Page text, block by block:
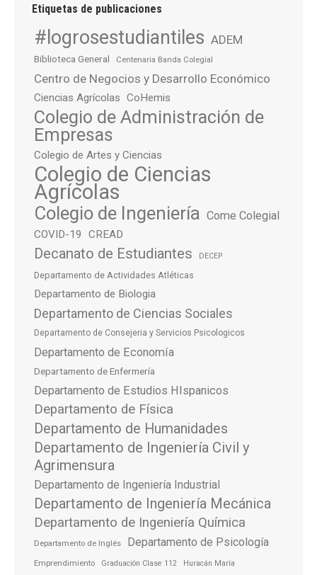
Etiquetas de publicaciones
#logrosestudiantiles ADEM
Biblioteca General Centenaria Banda Colegial
Centro de Negocios y Desarrollo Económico
Ciencias Agrícolas CoHemis
Colegio de Administración de
Empresas
Colegio de Artes y Ciencias
Colegio de Ciencias
Agrícolas
Colegio de Ingeniería Come Colegial
COVID-19 CREAD
Decanato de Estudiantes DECEP
Departamento de Actividades Atléticas
Departamento de Biologia
Departamento de Ciencias Sociales
Departamento de Consejeria y Servicios Psicologicos
Departamento de Economía
Departamento de Enfermería
Departamento de Estudios HIspanicos
Departamento de Física
Departamento de Humanidades
Departamento de Ingeniería Civil y
Agrimensura
Departamento de Ingeniería Industrial
Departamento de Ingeniería Mecánica
Departamento de Ingeniería Química
Departamento de Inglés Departamento de Psicología
Emprendimiento Graduación Clase 112 Huracán María